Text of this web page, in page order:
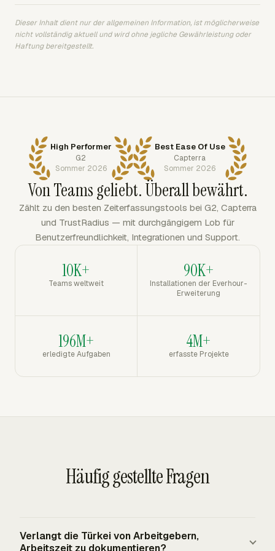
Dieser Inhalt dient nur der allgemeinen Information, ist möglicherweise
nicht vollständig aktuell und wird ohne jegliche Gewährleistung oder
Haftung bereitgestellt.
High Performer
G2
Sommer 2026
Best Ease Of Use
Capterra
Sommer 2026
Von Teams geliebt. Überall bewährt.
Zählt zu den besten Zeiterfassungstools bei G2, Capterra
und TrustRadius — mit durchgängigem Lob für
Benutzerfreundlichkeit, Integrationen und Support.
10K+
Teams weltweit
90K+
Installationen der Everhour-
Erweiterung
196M+
erledigte Aufgaben
4M+
erfasste Projekte
Häufig gestellte Fragen
Verlangt die Türkei von Arbeitgebern,
Arbeitszeit zu dokumentieren?